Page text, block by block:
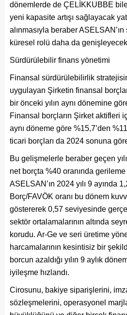
dönemlerde de ÇELİKKUBBE
yeni kapasite artışı sağlayacak
alınmasıyla beraber
küresel rolü daha da
Sürdürülebilir finans yönetimi
Finansal sürdürülebilirlik
uygulayan Şirketin finansal
bir önceki yılın aynı dönemine
Finansal borçların Şirket aktifleri
aynı döneme göre %15,7’den
ticari borçları da 2024 sonuna
Bu gelişmelerle beraber geçen
net borçta %40 oranında
ASELSAN’ın 2024 yılı 9 ayında
Borç/FAVÖK oranı bu dönem
göstererek 0,57 seviyesinde
sektör ortalamalarının altında
korudu. Ar-Ge ve seri üretime
harcamalarının kesintisiz bir
borcun azaldığı yılın 9 aylık
iyileşme hızlandı.
Cirosunu, bakiye siparişlerini,
sözleşmelerini, operasyonel